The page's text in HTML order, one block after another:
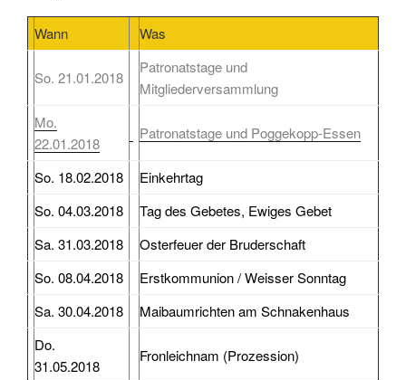
Wann Was
So. 21.01.2018
Patronatstage und
Mitgliederversammlung
Mo.
22.01.2018
Patronatstage und Poggekopp-Essen
So. 18.02.2018
Einkehrtag
So. 04.03.2018
Tag des Gebetes, Ewiges Gebet
Sa. 31.03.2018
Osterfeuer der Bruderschaft
So. 08.04.2018
Erstkommunion / Weisser Sonntag
Sa. 30.04.2018
Maibaumrichten am Schnakenhaus
Do.
31.05.2018
Fronleichnam (Prozession)